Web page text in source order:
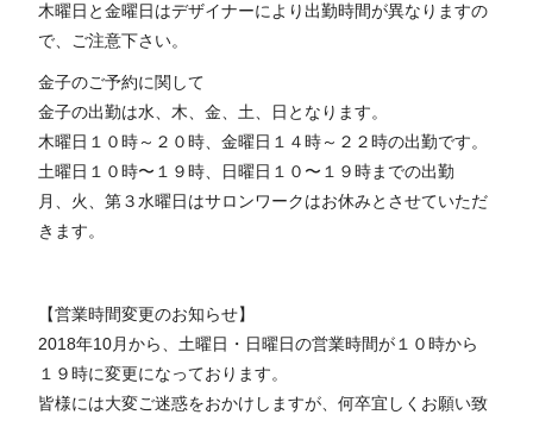
木曜日と金曜日はデザイナーにより出勤時間が異なりますの
で、ご注意下さい。
金子のご予約に関して
金子の出勤は水、木、金、土、日となります。
木曜日１０時～２０時、金曜日１４時～２２時の出勤です。
土曜日１０時〜１９時、日曜日１０〜１９時までの出勤
月、火、第３水曜日はサロンワークはお休みとさせていただ
きます。
【営業時間変更のお知らせ】
2018年10月から、土曜日・日曜日の営業時間が１０時から
１９時に変更になっております。
皆様には大変ご迷惑をおかけしますが、何卒宜しくお願い致